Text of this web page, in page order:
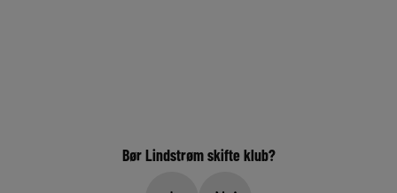
Bør Lindstrøm skifte klub?